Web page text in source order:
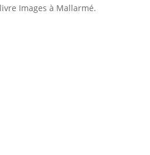
Images à Mallarmé.